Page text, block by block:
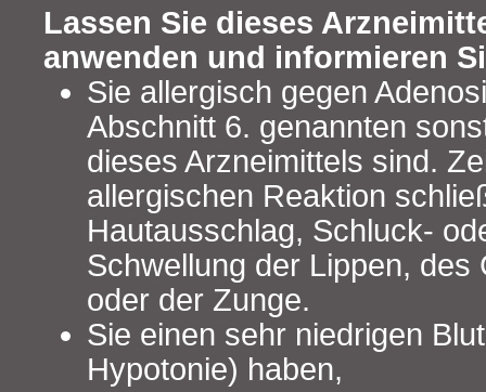
Lassen Sie dieses
anwenden und informieren
Sie allergisch gegen
Abschnitt 6. genannten
dieses Arzneimittels sind.
allergischen Reaktion
Hautausschlag, Schluck-
Schwellung der Lippen, des
oder der Zunge.
Sie einen sehr niedrigen
Hypotonie) haben,